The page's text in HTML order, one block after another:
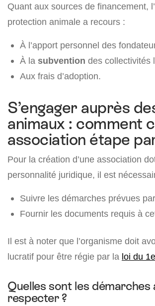
Quant aux sources de financement,
protection animale a recours :
À l’apport personnel des
À la subvention des collectivités
Aux frais d’adoption.
S’engager auprès
animaux : comment
association étape
Pour la création d’une association
personnalité juridique, il est
Suivre les démarches prévues
Fournir les documents requis à
Il est à noter que l’organisme doit
lucratif pour être régie par la loi du
Quelles sont les démarches
respecter ?